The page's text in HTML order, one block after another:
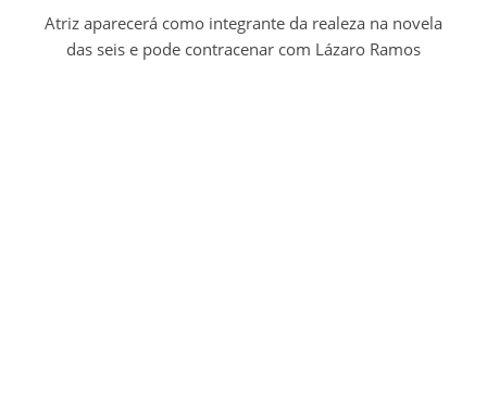
Atriz aparecerá como integrante da realeza na novela
das seis e pode contracenar com Lázaro Ramos